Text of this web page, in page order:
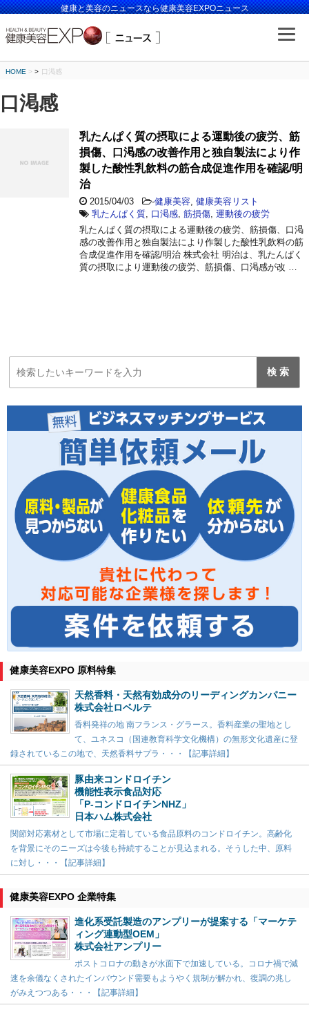
健康と美容のニュースなら健康美容EXPOニュース
HOME > 口渇感
口渇感
乳たんぱく質の摂取による運動後の疲労、筋
損傷、口渇感の改善作用と独自製法により作
製した酸性乳飲料の筋合成促進作用を確認/明
治
2015/04/03 -健康美容 健康美容リスト
乳たんぱく質 口渇感 筋損傷 運動後の疲労
乳たんぱく質の摂取による運動後の疲労、筋損傷、口渇
感の改善作用と独自製法により作製した酸性乳飲料の筋
合成促進作用を確認/明治 株式会社 明治は、乳たんぱく
質の摂取により運動後の疲労、筋損傷、口渇感が改 …
健康美容EXPO 原料特集
天然香料・天然有効成分のリーディングカンパニー
株式会社ロベルテ
香料発祥の地 南フランス・グラース。香料産業の聖地とし
て、ユネスコ（国連教育科学文化機構）の無形文化遺産に登
録されているこの地で、天然香料サプラ・・・【記事詳細】
豚由来コンドロイチン
機能性表示食品対応
「P-コンドロイチンNHZ」
日本ハム株式会社
関節対応素材として市場に定着している食品原料のコンドロイチン。高齢化
を背景にそのニーズは今後も持続することが見込まれる。そうした中、原料
に対し・・・【記事詳細】
健康美容EXPO 企業特集
進化系受託製造のアンプリーが提案する「マーケテ
ィング連動型OEM」
株式会社アンプリー
ポストコロナの動きが水面下で加速している。コロナ禍で減
速を余儀なくされたインバウンド需要もようやく規制が解かれ、復調の兆し
がみえつつある・・・【記事詳細】